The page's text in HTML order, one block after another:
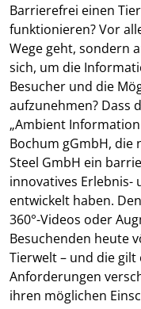
Barrierefrei einen
funktionieren? Vor
Wege geht, sondern
sich, um die
Besucher und die
aufzunehmen? Dass
„Ambient
Bochum gGmbH, die
Steel GmbH ein
innovatives
entwickelt haben.
360°-Videos oder
Besuchenden heute
Tierwelt – und die
Anforderungen
ihren möglichen